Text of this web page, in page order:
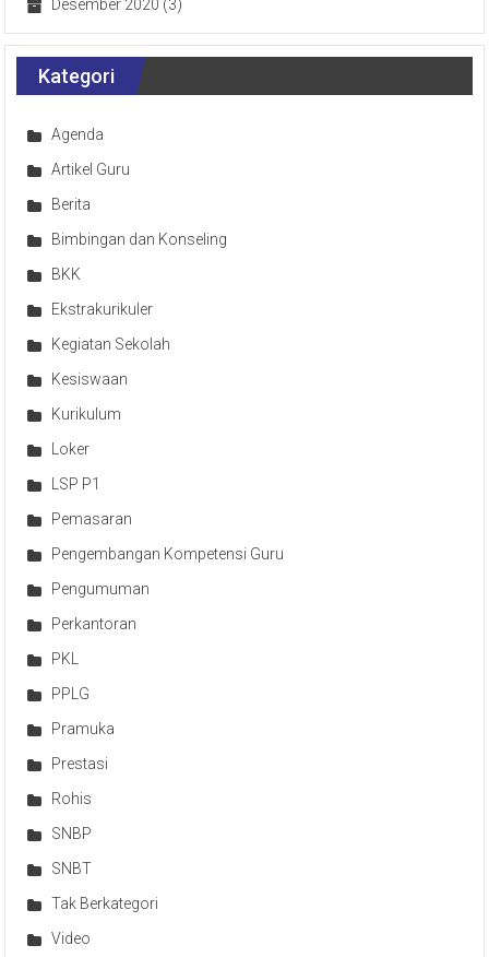
Desember 2020 (3)
Kategori
Agenda
Artikel Guru
Berita
Bimbingan dan Konseling
BKK
Ekstrakurikuler
Kegiatan Sekolah
Kesiswaan
Kurikulum
Loker
LSP P1
Pemasaran
Pengembangan Kompetensi Guru
Pengumuman
Perkantoran
PKL
PPLG
Pramuka
Prestasi
Rohis
SNBP
SNBT
Tak Berkategori
Video